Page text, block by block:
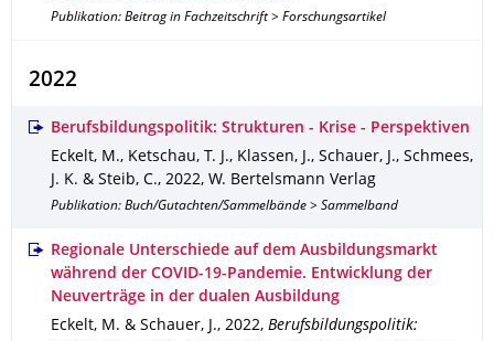
Publikation: Beitrag in Fachzeitschrift > Forschungsartikel
2022
Berufsbildungspolitik: Strukturen - Krise - Perspektiven
Eckelt, M., Ketschau, T. J., Klassen, J., Schauer, J., Schmees,
J. K. & Steib, C., 2022, W. Bertelsmann Verlag
Publikation: Buch/Gutachten/Sammelbände > Sammelband
Regionale Unterschiede auf dem Ausbildungsmarkt
während der COVID-19-Pandemie. Entwicklung der
Neuverträge in der dualen Ausbildung
Eckelt, M. & Schauer, J., 2022, Berufsbildungspolitik: